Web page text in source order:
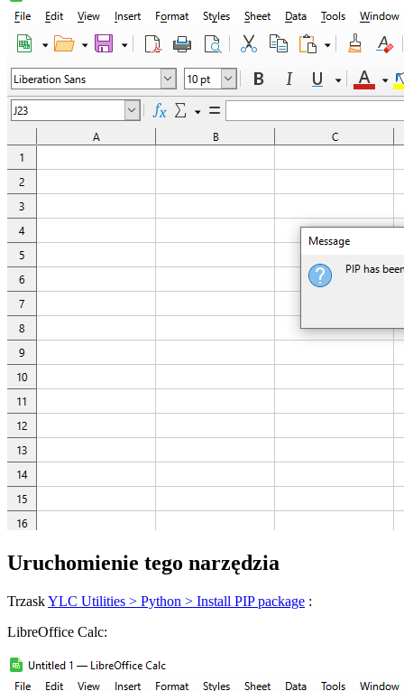
Uruchomienie tego narzędzia
TrzaskYLC Utilities > Python > Install PIP package :
LibreOffice Calc: